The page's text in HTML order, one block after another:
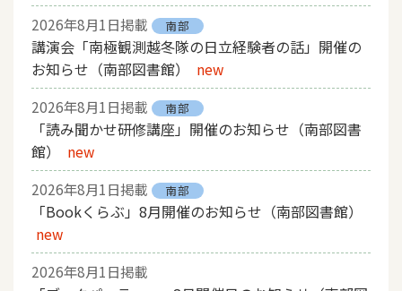
2026年8月1日掲載
南部
講演会「南極観測越冬隊の日立経験者の話」開催の
お知らせ（南部図書館）
new
2026年8月1日掲載
南部
「読み聞かせ研修講座」開催のお知らせ（南部図書
館）
new
2026年8月1日掲載
南部
「Bookくらぶ」8月開催のお知らせ（南部図書館）
new
2026年8月1日掲載